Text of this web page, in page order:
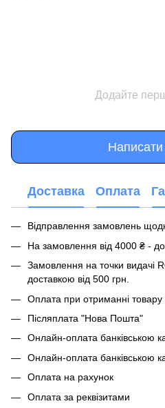
Додайте
Написати
Доставка Оплата
Відправлення замовлень
На замовлення від 4000 ₴ -
Замовлення на точки видачі
доставкою від 500 грн.
Оплата при отриманні товару
Післяплата "Нова Пошта"
Онлайн-оплата банківською
Онлайн-оплата банківською
Оплата на рахунок
Оплата за реквізитами